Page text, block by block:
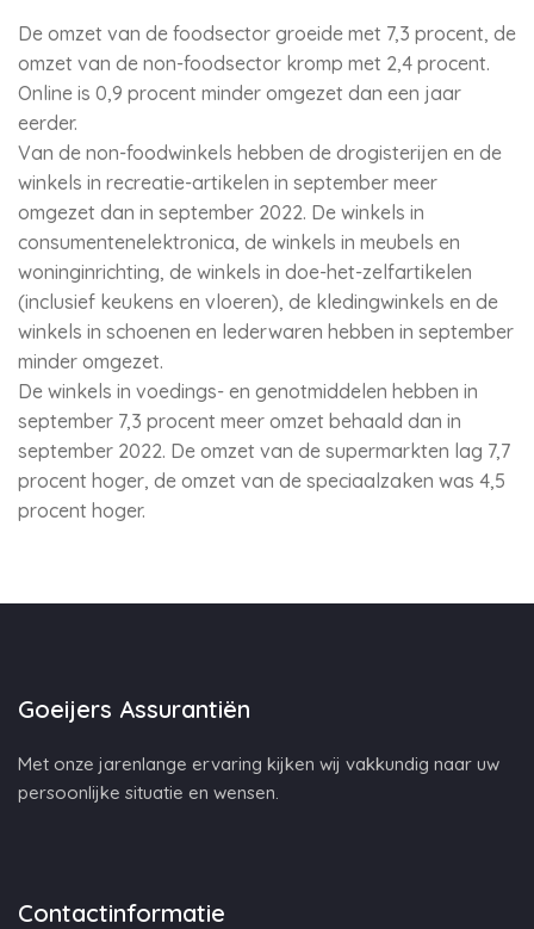
De omzet van de foodsector groeide met 7,3 procent, de
omzet van de non-foodsector kromp met 2,4 procent.
Online is 0,9 procent minder omgezet dan een jaar
eerder.
Van de non-foodwinkels hebben de drogisterijen en de
winkels in recreatie-artikelen in september meer
omgezet dan in september 2022. De winkels in
consumentenelektronica, de winkels in meubels en
woninginrichting, de winkels in doe-het-zelfartikelen
(inclusief keukens en vloeren), de kledingwinkels en de
winkels in schoenen en lederwaren hebben in september
minder omgezet.
De winkels in voedings- en genotmiddelen hebben in
september 7,3 procent meer omzet behaald dan in
september 2022. De omzet van de supermarkten lag 7,7
procent hoger, de omzet van de speciaalzaken was 4,5
procent hoger.
Goeijers Assurantiën
Met onze jarenlange ervaring kijken wij vakkundig naar uw
persoonlijke situatie en wensen.
Contactinformatie